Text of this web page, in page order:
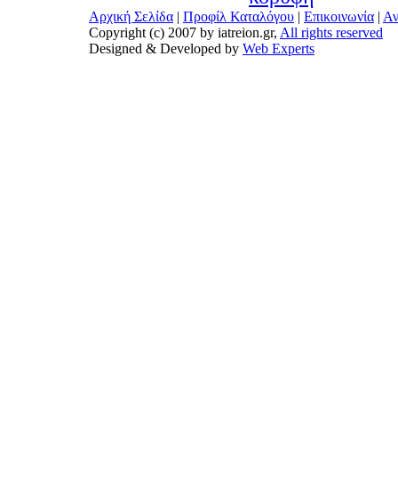
Αρχική Σελίδα | Προφίλ Καταλόγου | Επικοινωνία |
Copyright (c) 2007 by iatreion.gr, All rights reserved
Designed & Developed by Web Experts